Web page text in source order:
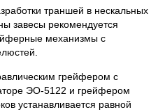
траншей в нескальных
завесы рекомендуется
механизмы с
грейфером с
ЭО-5122 и грейфером
устанавливается равной